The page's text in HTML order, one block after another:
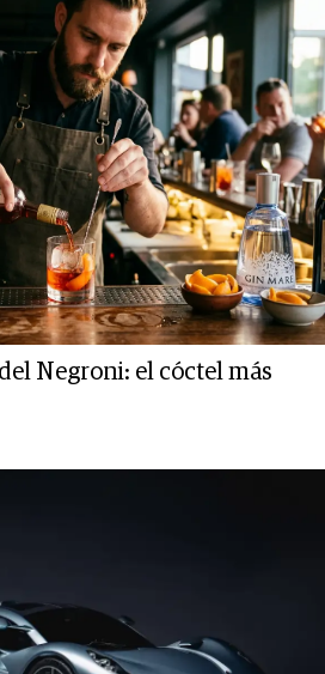
Negroni: el cóctel más